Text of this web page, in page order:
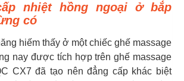
nhiệt hồng ngoại ở bắp
có
hiếm thấy ở một chiếc ghế massage
nay được tích hợp trên ghế massage
CX7 đã tạo nên đẳng cấp khác biệt